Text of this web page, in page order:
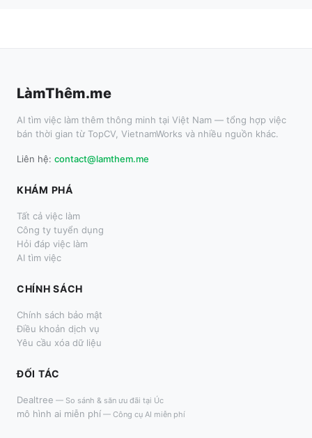
LàmThêm.me
AI tìm việc làm thêm thông minh tại Việt Nam — tổng hợp việc
bán thời gian từ TopCV, VietnamWorks và nhiều nguồn khác.
Liên hệ: contact@lamthem.me
KHÁM PHÁ
Tất cả việc làm
Công ty tuyển dụng
Hỏi đáp việc làm
AI tìm việc
CHÍNH SÁCH
Chính sách bảo mật
Điều khoản dịch vụ
Yêu cầu xóa dữ liệu
ĐỐI TÁC
Dealtree — So sánh & săn ưu đãi tại Úc
mô hình ai miễn phí — Công cụ AI miễn phí